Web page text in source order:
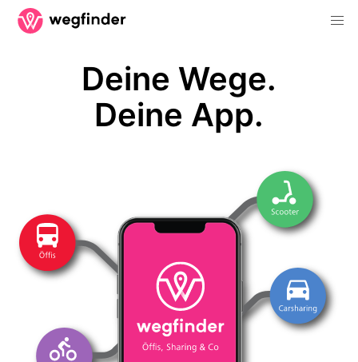
Deine Wege.
Deine App.